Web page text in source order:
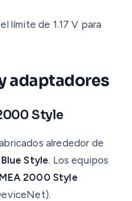
límite de 1.17 V para
adaptadores
Style
alrededor de
Blue Style. Los equipos
2000 Style